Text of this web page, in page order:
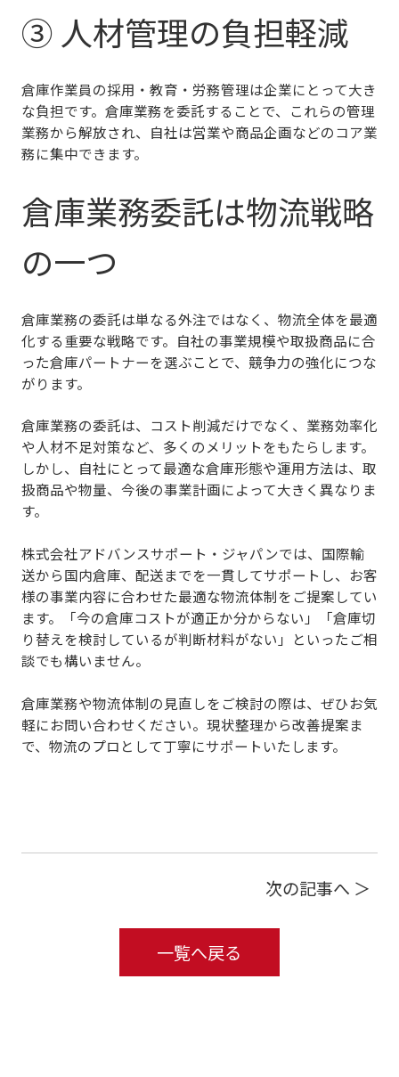
③ 人材管理の負担軽減
倉庫作業員の採用・教育・労務管理は企業にとって大き
な負担です。倉庫業務を委託することで、これらの管理
業務から解放され、 自社は営業や商品企画などのコア業
務に集中できます。
倉庫業務委託は物流戦略
の一つ
倉庫業務の委託は単なる外注ではなく、 物流全体を最適
化する重要な戦略です。自社の事業規模や取扱商品に合
った倉庫パートナーを選ぶことで、競争力の強化につな
がります。
倉庫業務の委託は、コスト削減だけでなく、業務効率化
や人材不足対策など、多くのメリットをもたらします。
しかし、自社にとって最適な倉庫形態や運用方法は、取
扱商品や物量、今後の事業計画によって大きく異なりま
す。
株式会社アドバンスサポート・ジャパンでは、 国際輸
送から国内倉庫、配送までを一貫してサポートし、お客
様の事業内容に合わせた最適な物流体制をご提案してい
ます。「今の倉庫コストが適正か分からない」「倉庫切
り替えを検討しているが判断材料がない」といったご相
談でも構いません。
倉庫業務や物流体制の見直しをご検討の際は、ぜひお気
軽にお問い合わせください。現状整理から改善提案ま
で、物流のプロとして丁寧にサポートいたします。
一覧へ戻る
次の記事へ ＞